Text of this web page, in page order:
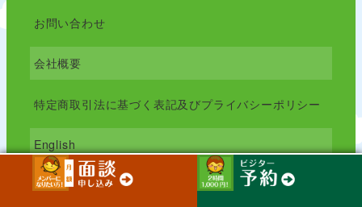
お問い合わせ
会社概要
特定商取引法に基づく表記及びプライバシーポリシー
English